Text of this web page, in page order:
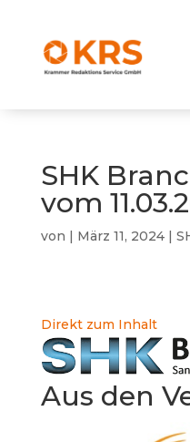
SHK
vom
von | März 11, 2024|
Direkt zum Inhalt
Aus den